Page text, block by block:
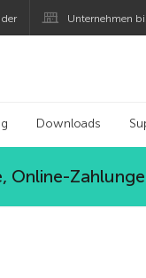
Unternehmen
Downloads